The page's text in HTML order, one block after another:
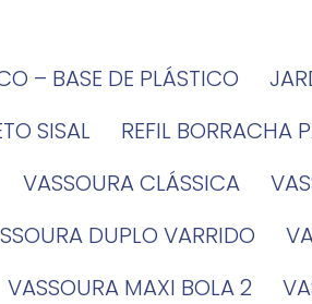
– BASE DE PLÁSTICO
SISAL REFIL BORRACHA
VASSOURA CLÁSSICA
DUPLO VARRIDO
VASSOURA MAXI BOLA 2